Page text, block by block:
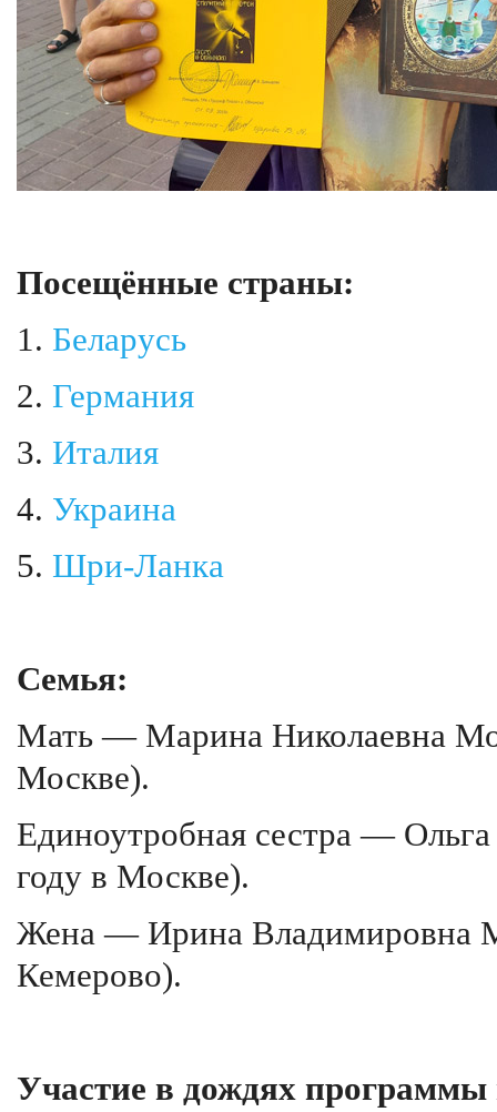
Посещённые страны:
1. Беларусь
2. Германия
3. Италия
4. Украина
5. Шри-Ланка
Семья:
Мать — Марина Николаевна
Москве).
Единоутробная сестра —
году в Москве).
Жена — Ирина Владимировна
Кемерово).
Участие в дождях программы